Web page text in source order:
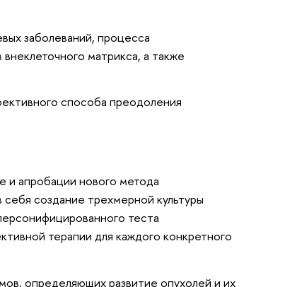
заболеваний, процесса
матрикса, а также
способа преодоления
и апробации нового метода
создание трехмерной культуры
теста
терапии для каждого конкретного
определяющих развитие опухолей и их